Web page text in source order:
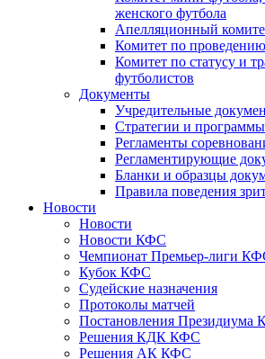
женского футбола
Апелляционный
Комитет по
Комитет по статусу и
футболистов
Документы
Учредительные
Стратегии и программы
Регламенты
Регламентирующие
Бланки и образцы
Правила поведения
Новости
Новости
Новости КФС
Чемпионат Премьер-лиги
Кубок КФС
Судейские назначения
Протоколы матчей
Постановления Президиума
Решения КДК КФС
Решения АК КФС